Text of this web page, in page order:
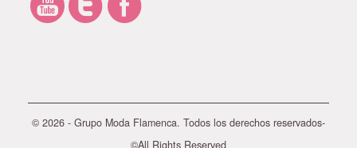
© 2026 - Grupo Moda Flamenca. Todos los derechos reservados-
©All Rights Reserved